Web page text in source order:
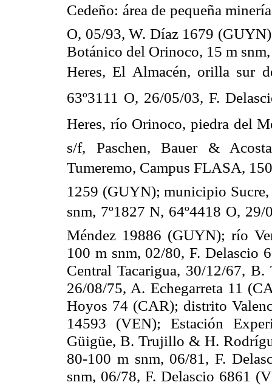
Cedeño: área de pequeña minería
O, 05/93, W. Díaz 1679
Botánico del Orinoco, 15 m
Heres, El Almacén, orilla sur
63º3111 O, 26/05/03, F.
Heres, río Orinoco, piedra del
s/f, Paschen, Bauer &
Tumeremo, Campus FLASA,
1259 (GUYN); municipio
snm, 7º1827 N, 64º4418 O,
Méndez 19886 (GUYN); río
100 m snm, 02/80, F. Delascio
Central Tacarigua, 30/12/67, B.
26/08/75, A. Echegarreta 11
Hoyos 74 (CAR); distrito
14593 (VEN); Estación
Güigüe, B. Trujillo & H.
80-100 m snm, 06/81, F.
snm, 06/78, F. Delascio 6861